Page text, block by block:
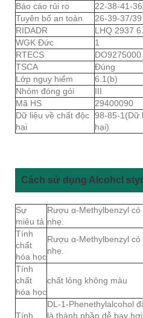
Báo cáo rủi ro
22-38-41-
Tuyên bố an toàn
26-39-37/39
RIDADR
LHQ 2937
WGK Đức
1
RTECS
DO9275000
TSCA
Đúng
Lớp nguy hiểm
6.1(b)
Nhóm đóng gói
III
Mã HS
29400090
Dữ liệu về chất độc
hại
98-85-1(Dữ
hại)
Cách sử dụng Alcohcl
Sự
miêu tả
Rượu α-Methylbenzyl có
nhẹ.
Tính
chất
hóa học
Rượu α-Methylbenzyl có
nhẹ.
Tính
chất
hóa học
chất lỏng không màu
Tính
DL-1-Phenethylalcohol
là thành phần dễ bay